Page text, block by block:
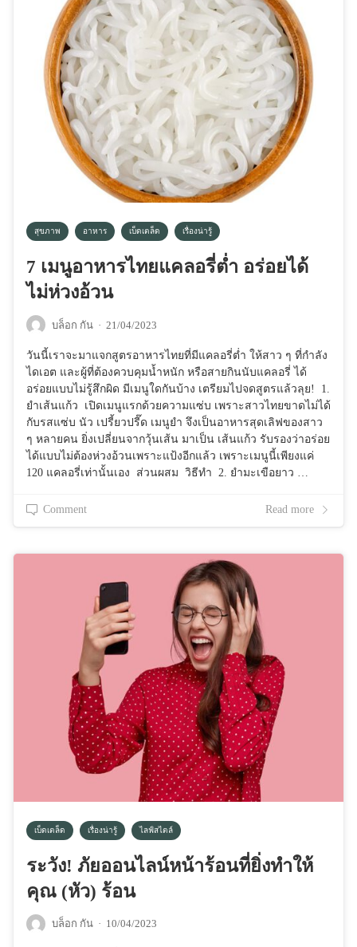
สุขภาพ อาหาร เบ็ดเตล็ด เรื่องน่ารู้
7 เมนูอาหารไทยแคลอรี่ต่ำ อร่อยได้
ไม่ห่วงอ้วน
บล็อก กัน · 21/04/2023
วันนี้เราจะมาแจกสูตรอาหารไทยที่มีแคลอรี่ต่ำ ให้สาว ๆ ที่กำลัง
ไดเอต และผู้ที่ต้องควบคุมน้ำหนัก หรือสายกินนับแคลอรี่ ได้
อร่อยแบบไม่รู้สึกผิด มีเมนูใดกันบ้าง เตรียมไปจดสูตรแล้วลุย! 1.
ยำเส้นแก้ว เปิดเมนูแรกด้วยความแซ่บ เพราะสาวไทยขาดไม่ได้
กับรสแซ่บ นัว เปรี้ยวปรี๊ด เมนูยำ จึงเป็นอาหารสุดเลิฟของสาว
ๆ หลายคน ยิ่งเปลี่ยนจากวุ้นเส้น มาเป็น เส้นแก้ว รับรองว่าอร่อย
ได้แบบไม่ต้องห่วงอ้วนเพราะแป้งอีกแล้ว เพราะเมนูนี้เพียงแค่
120 แคลอรี่เท่านั้นเอง ส่วนผสม วิธีทำ 2. ยำมะเขือยาว …
Comment Read more
เบ็ดเตล็ด เรื่องน่ารู้ ไลฟ์สไตล์
ระวัง! ภัยออนไลน์หน้าร้อนที่ยิ่งทำให้
คุณ (หัว) ร้อน
บล็อก กัน · 10/04/2023